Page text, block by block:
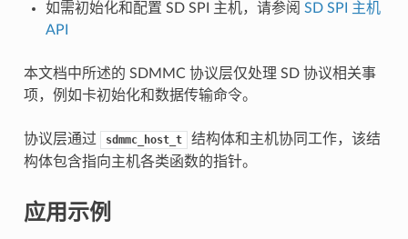
如需初始化和配置 SD SPI 主机，请参阅 SD SPI 主机
API
本文档中所述的 SDMMC 协议层仅处理 SD 协议相关事
项，例如卡初始化和数据传输命令。
协议层通过 sdmmc_host_t
结构体和主机协同工作，该结
构体包含指向主机各类函数的指针。
应用示例